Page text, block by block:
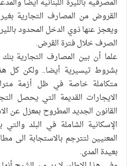
القروض من المصارف التجارية بغير
ويعجز عنها ذوي الدخل المحدود
الصرف خلال فترة القرض.
علما أن بين المصارف التجارية
بشروط تيسيرية أيضا.. ولكن كل
متكاملة خاصة في ظل أزمة
الايجارات القديمة التي يحصل
القانون الجديد المطروح بمعزل عن
الإسكانية الشاملة في البلد
المعنيين لتترجم بالاستجابة
بعيدة المدى.